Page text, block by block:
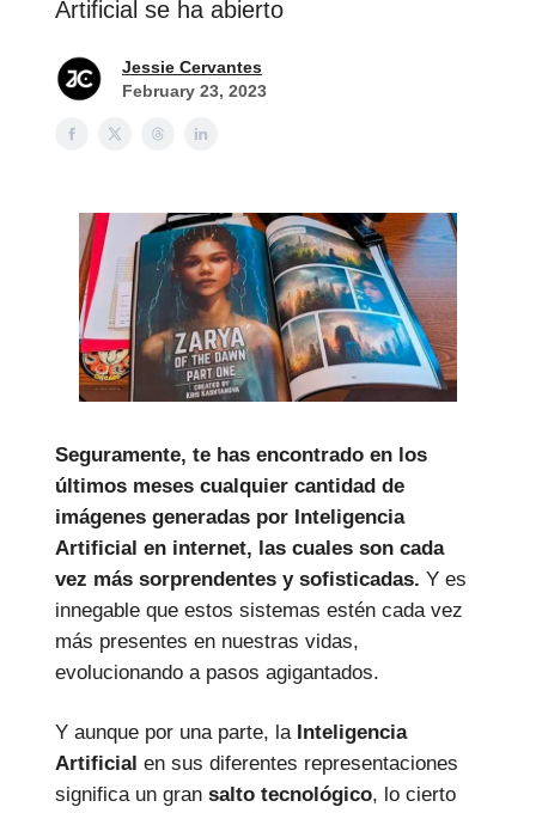
Artificial se ha abierto
Jessie Cervantes
February 23, 2023
Seguramente, te has encontrado en los
últimos meses cualquier cantidad de
imágenes generadas por Inteligencia
Artificial en internet, las cuales son cada
vez más sorprendentes y sofisticadas. Y es
innegable que estos sistemas estén cada vez
más presentes en nuestras vidas,
evolucionando a pasos agigantados.
Y aunque por una parte, la Inteligencia
Artificial en sus diferentes representaciones
significa un gran salto tecnológico, lo cierto